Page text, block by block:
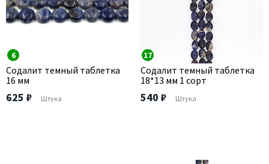
6
Содалит темный таблетка
16 мм
625 ₽ Штука
17
Содалит темный таблетка
18*13 мм 1 сорт
540 ₽ Штука